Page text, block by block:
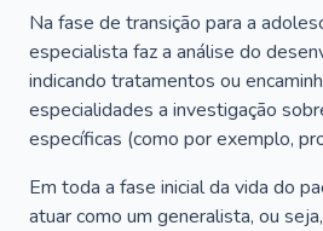
Na fase de transição para a
especialista faz a análise do
indicando tratamentos ou
especialidades a investigação
específicas (como por exemplo,
Em toda a fase inicial da vida do
atuar como um generalista, ou